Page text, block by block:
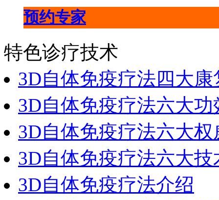
预约专家
特色诊疗技术
3D自体免疫疗法四大康
3D自体免疫疗法六大功
3D自体免疫疗法六大权
3D自体免疫疗法六大技
3D自体免疫疗法介绍